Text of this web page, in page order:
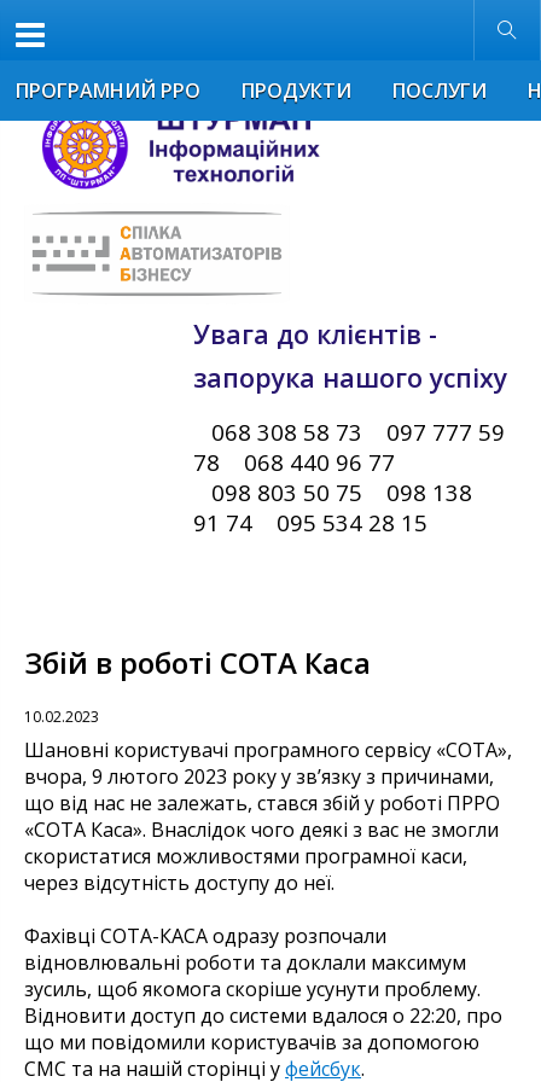
Розмір шрифта Звичайна версія
Увага до клієнтів -
запорука нашого успіху
068 308 58 73 097 777 59
78 068 440 96 77
098 803 50 75 098 138
91 74 095 534 28 15
ПРОГРАМНИЙ РРО ПРОДУКТИ ПОСЛУГИ
Збій в роботі СОТА Каса
10.02.2023
Шановні користувачі програмного сервісу «СОТА»,
вчора, 9 лютого 2023 року у зв’язку з причинами,
що від нас не залежать, стався збій у роботі ПРРО
«СОТА Каса». Внаслідок чого деякі з вас не змогли
скористатися можливостями програмної каси,
через відсутність доступу до неї.
Фахівці СОТА-КАСА одразу розпочали
відновлювальні роботи та доклали максимум
зусиль, щоб якомога скоріше усунути проблему.
Відновити доступ до системи вдалося о 22:20, про
що ми повідомили користувачів за допомогою
СМС та на нашій сторінці уфейсбук.